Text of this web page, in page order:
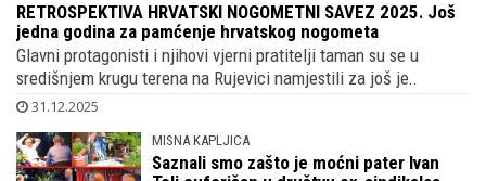
RETROSPEKTIVA HRVATSKI NOGOMETNI
SAVEZ 2025. Još jedna godina za
pamćenje hrvatskog nogometa
Glavni protagonisti i njihovi vjerni pratitelji taman su se u
središnjem krugu terena na Rujevici namjestili za još je..
MISNA KAPLJICA